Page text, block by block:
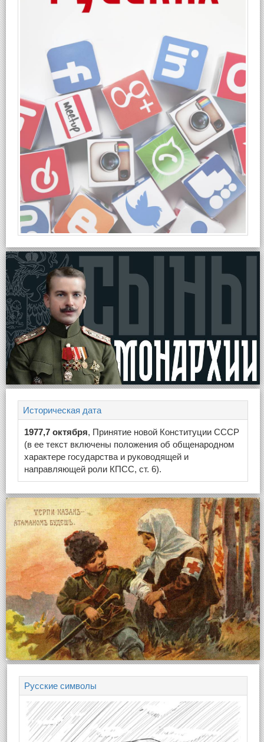
Историческая дата
1977,7 октября, Принятие новой Конституции СССР
(в ее текст включены положения об общенародном
характере государства и руководящей и
направляющей роли КПСС, ст. 6).
Русские символы